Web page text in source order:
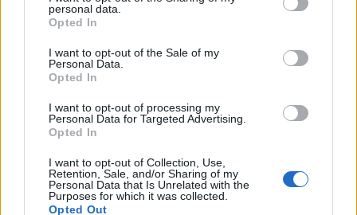
grant or deny consent to Google and its third-party tags to
use your data for below specified purposes in below Google
consent section.
personal data.
Opted In
I want to opt-out of the Sale of my
Personal Data.
Opted In
I want to opt-out of processing my
Personal Data for Targeted Advertising.
Opted In
I want to opt-out of Collection, Use,
Retention, Sale, and/or Sharing of my
Personal Data that Is Unrelated with the
Purposes for which it was collected.
Opted Out